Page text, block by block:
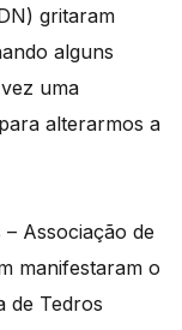
gritaram
alguns
uma
alterarmos a
Associação de
manifestaram o
de Tedros